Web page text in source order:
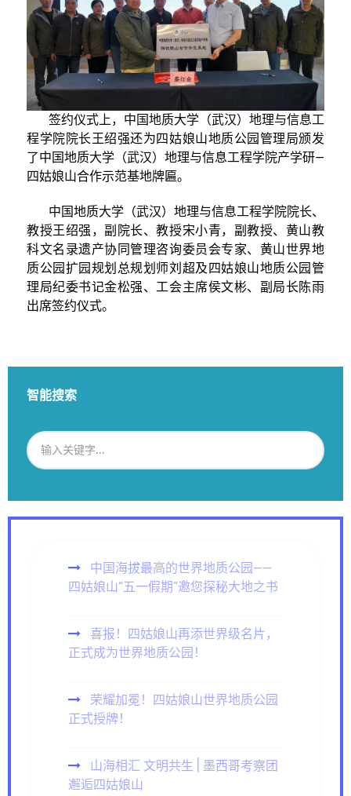
签约仪式上，中国地质大学（武汉）地理与信息工
程学院院长王绍强还为四姑娘山地质公园管理局颁发
了中国地质大学（武汉）地理与信息工程学院产学研—
四姑娘山合作示范基地牌匾。
中国地质大学（武汉）地理与信息工程学院院长、
教授王绍强，副院长、教授宋小青，副教授、黄山教
科文名录遗产协同管理咨询委员会专家、黄山世界地
质公园扩园规划总规划师刘超及四姑娘山地质公园管
理局纪委书记金松强、工会主席侯文彬、副局长陈雨
出席签约仪式。
智能搜索
中国海拔最高的世界地质公园——
四姑娘山“五一假期”邀您探秘大地之书
喜报！四姑娘山再添世界级名片，
正式成为世界地质公园！
荣耀加冕！四姑娘山世界地质公园
正式授牌！
山海相汇 文明共生 | 墨西哥考察团
邂逅四姑娘山